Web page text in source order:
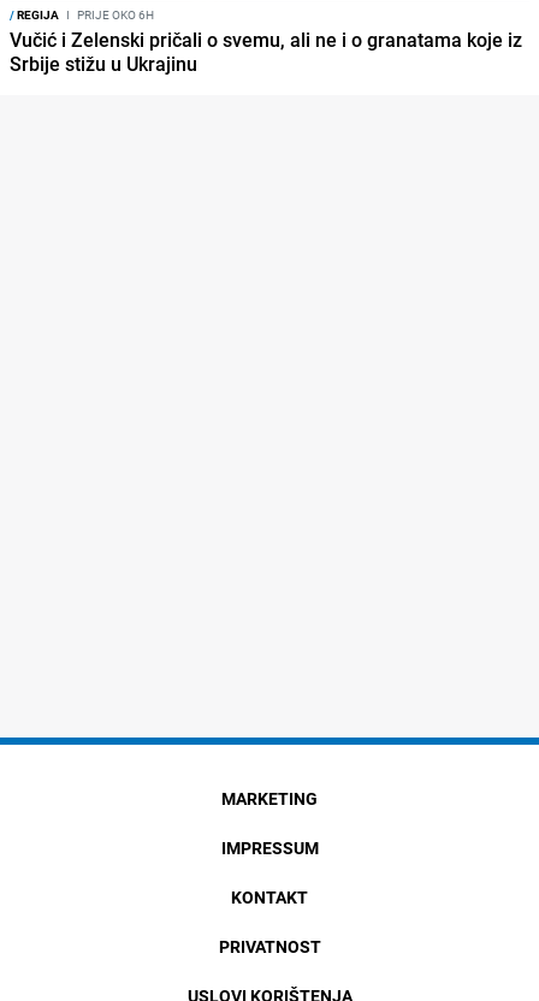
/REGIJA I PRIJE OKO 6H
Vučić i Zelenski pričali o svemu, ali ne i o granatama koje iz
Srbije stižu u Ukrajinu
MARKETING
IMPRESSUM
KONTAKT
PRIVATNOST
USLOVI KORIŠTENJA